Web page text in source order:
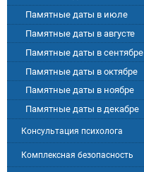
Памятные даты в июле
Памятные даты в августе
Памятные даты в сентябре
Памятные даты в октябре
Памятные даты в ноябре
Памятные даты в декабре
Консультация психолога
Комплексная безопасность